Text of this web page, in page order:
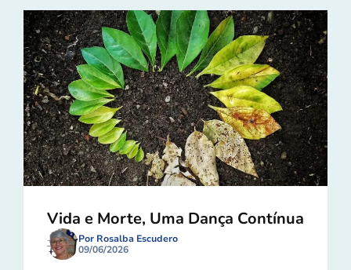
Vida e Morte, Uma Dança Contínua
Por Rosalba Escudero
09/06/2026